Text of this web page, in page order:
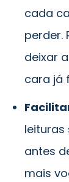
cada
perder.
deixar
cara já
leituras
antes
mais